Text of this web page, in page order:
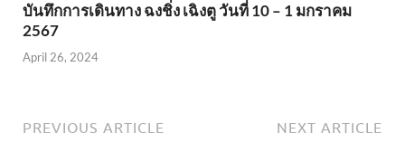
บันทึกการเดินทาง ฉงชิ่ง เฉิงตู วันที่ 10 – 1 มกราคม
2567
April 26, 2024
PREVIOUS ARTICLE NEXT ARTICLE